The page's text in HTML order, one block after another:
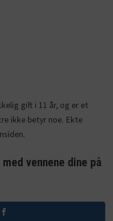
gift i 11 år, og er et
ikke betyr noe. Ekte
vennene dine på